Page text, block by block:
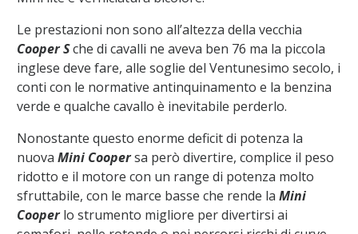
Le prestazioni non sono all’altezza della vecchia
Cooper Sche di cavalli ne aveva ben 76 ma la piccola
inglese deve fare, alle soglie del Ventunesimo secolo, i
conti con le normative antinquinamento e la benzina
verde e qualche cavallo è inevitabile perderlo.
Nonostante questo enorme deficit di potenza la
nuova Mini Coopersa però divertire, complice il peso
ridotto e il motore con un range di potenza molto
sfruttabile, con le marce basse che rende la Mini
Cooper lo strumento migliore per divertirsi ai